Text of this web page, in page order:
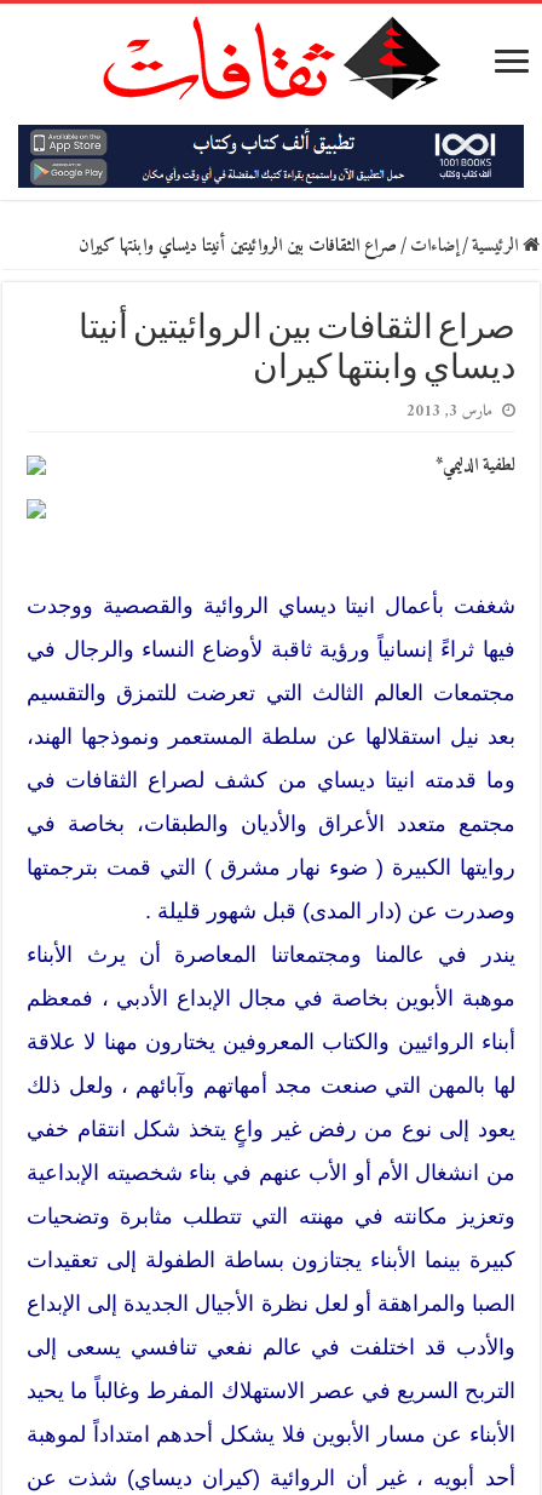
الرئيسية/إضاءات/صراع الثقافات بين الروائيتين أنيتا ديساي وابنتها كيران
صراع الثقافات بين الروائيتين أنيتا
ديساي وابنتها كيران
مارس 3, 2013
لطفية الدليمي*
شغفت بأعمال انيتا ديساي الروائية والقصصية ووجدت
فيها ثراءً إنسانياً ورؤية ثاقبة لأوضاع النساء والرجال في
مجتمعات العالم الثالث التي تعرضت للتمزق والتقسيم
بعد نيل استقلالها عن سلطة المستعمر ونموذجها الهند،
وما قدمته انيتا ديساي من كشف لصراع الثقافات في
مجتمع متعدد الأعراق والأديان والطبقات، بخاصة في
روايتها الكبيرة ( ضوء نهار مشرق ) التي قمت بترجمتها
وصدرت عن (دار المدى) قبل شهور قليلة .
يندر في عالمنا ومجتمعاتنا المعاصرة أن يرث الأبناء
موهبة الأبوين بخاصة في مجال الإبداع الأدبي ، فمعظم
أبناء الروائيين والكتاب المعروفين يختارون مهنا لا علاقة
لها بالمهن التي صنعت مجد أمهاتهم وآبائهم ، ولعل ذلك
يعود إلى نوع من رفض غير واعٍ يتخذ شكل انتقام خفي
من انشغال الأم أو الأب عنهم في بناء شخصيته الإبداعية
وتعزيز مكانته في مهنته التي تتطلب مثابرة وتضحيات
كبيرة بينما الأبناء يجتازون بساطة الطفولة إلى تعقيدات
الصبا والمراهقة أو لعل نظرة الأجيال الجديدة إلى الإبداع
والأدب قد اختلفت في عالم نفعي تنافسي يسعى إلى
التربح السريع في عصر الاستهلاك المفرط وغالباً ما يحيد
الأبناء عن مسار الأبوين فلا يشكل أحدهم امتداداً لموهبة
أحد أبويه ، غير أن الروائية (كيران ديساي) شذت عن